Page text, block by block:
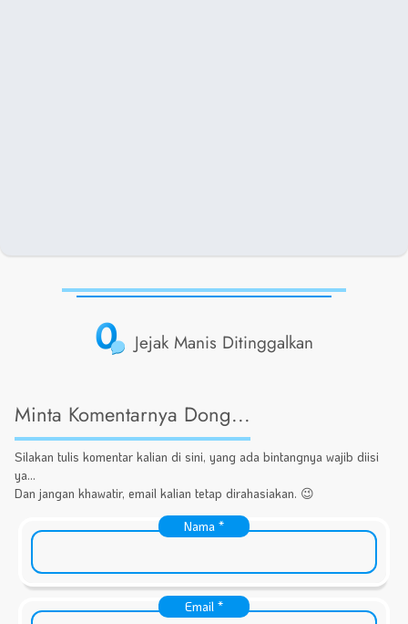
0 Jejak Manis Ditinggalkan
Minta Komentarnya Dong...
Silakan tulis komentar kalian di sini, yang ada bintangnya wajib diisi
ya...
Dan jangan khawatir, email kalian tetap dirahasiakan. 😉
Nama *
Email *